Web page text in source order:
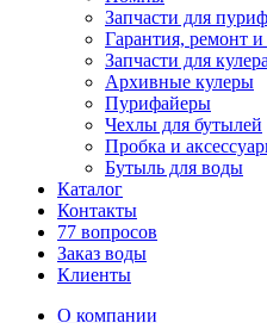
Запчасти для
Гарантия, ремонт
Запчасти для кулера
Архивные кулеры
Пурифайеры
Чехлы для бутылей
Пробка и
Бутыль для воды
Каталог
Контакты
77 вопросов
Заказ воды
Клиенты
О компании